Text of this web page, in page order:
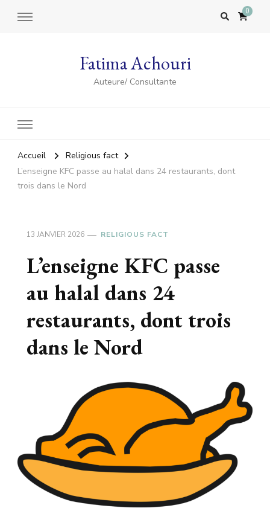
0
Fatima Achouri
Auteure/ Consultante
Accueil
Religious fact
L’enseigne KFC passe au halal dans 24 restaurants, dont
trois dans le Nord
13 JANVIER 2026 RELIGIOUS FACT
L’enseigne KFC passe
au halal dans 24
restaurants, dont trois
dans le Nord